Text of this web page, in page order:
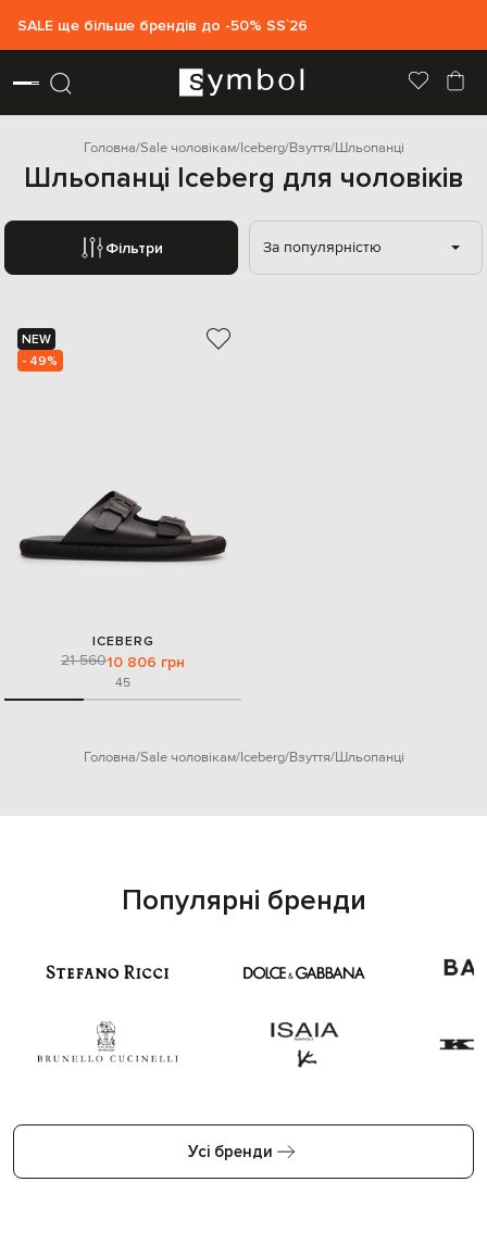
SALE ще більше брендів до -50% SS`26
Головна Sale чоловікам Iceberg Взуття Шльопанці
Шльопанці Iceberg для чоловіків
Фільтри За популярністю
NEW
- 49%
ICEBERG
21 56010 806 грн
45
Головна Sale чоловікам Iceberg Взуття Шльопанці
Популярні бренди
Усі бренди